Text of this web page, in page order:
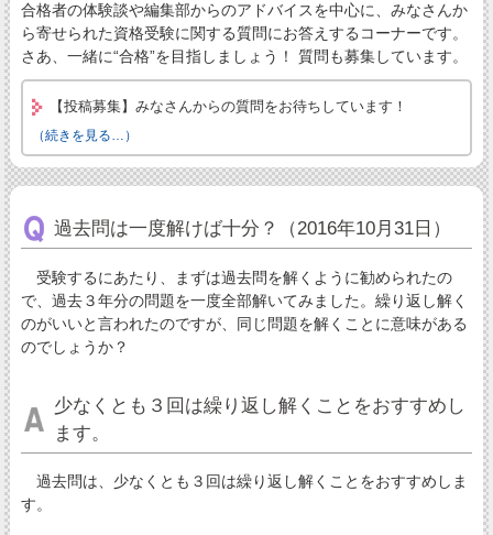
合格者の体験談や編集部からのアドバイスを中心に、みなさんか
ら寄せられた資格受験に関する質問にお答えするコーナーです。
さあ、一緒に“合格”を目指しましょう！ 質問も募集しています。
【投稿募集】みなさんからの質問をお待ちしています！
（続きを見る…）
過去問は一度解けば十分？（2016年10月31日）
受験するにあたり、まずは過去問を解くように勧められたの
で、過去３年分の問題を一度全部解いてみました。繰り返し解く
のがいいと言われたのですが、同じ問題を解くことに意味がある
のでしょうか？
少なくとも３回は繰り返し解くことをおすすめし
ます。
過去問は、少なくとも３回は繰り返し解くことをおすすめしま
す。